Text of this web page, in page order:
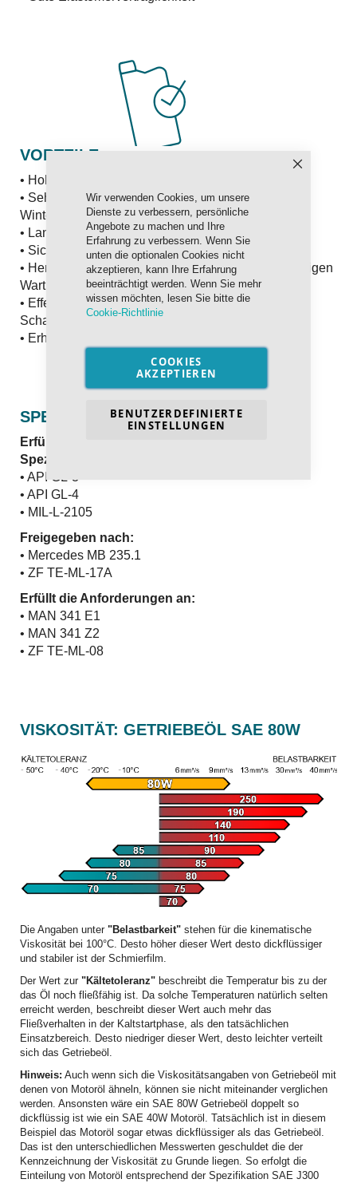
Wir verwenden Cookies, um unsere
Dienste zu verbessern, persönliche
Angebote zu machen und Ihre
Erfahrung zu verbessern. Wenn Sie
unten die optionalen Cookies nicht
akzeptieren, kann Ihre Erfahrung
beeinträchtigt werden. Wenn Sie mehr
wissen möchten, lesen Sie bitte die
Cookie-Richtlinie
COOKIES
AKZEPTIEREN
BENUTZERDEFINIERTE
EINSTELLUNGEN
VORTEILE
• Hohe Belastbarkeit des Getriebes
• Sehr gutes Schalt- und Anlaufverhalten auch im
Winterbetrieb
• Lange Öllebensdauer
• Sichere Schmierung auch unter Hochstbelastung
• Hervorragender Schutz der Getriebeteile mit niedrigen
Wartungs- und Reparaturkosten
• Effektive Schmierung auch bei Getrieben, die zur
Schaumbildung neigen
• Erhöhter Schutz gegen Leckagen
SPEZIFIKATION UND FREIGABEN
Erfüllt und übertrifft die internationalen
Spezifikationen:
• API GL-3
• API GL-4
• MIL-L-2105
Freigegeben nach:
• Mercedes MB 235.1
• ZF TE-ML-17A
Erfüllt die Anforderungen an:
• MAN 341 E1
• MAN 341 Z2
• ZF TE-ML-08
VISKOSITÄT: GETRIEBEÖL SAE 80W
Die Angaben unter "Belastbarkeit" stehen für die kinematische
Viskosität bei 100°C. Desto höher dieser Wert desto dickflüssiger
und stabiler ist der Schmierfilm.
Der Wert zur "Kältetoleranz" beschreibt die Temperatur bis zu der
das Öl noch fließfähig ist. Da solche Temperaturen natürlich selten
erreicht werden, beschreibt dieser Wert auch mehr das
Fließverhalten in der Kaltstartphase, als den tatsächlichen
Einsatzbereich. Desto niedriger dieser Wert, desto leichter verteilt
sich das Getriebeöl.
Hinweis: Auch wenn sich die Viskositätsangaben von Getriebeöl mit
denen von Motoröl ähneln, können sie nicht miteinander verglichen
werden. Ansonsten wäre ein SAE 80W Getriebeöl doppelt so
dickflüssig ist wie ein SAE 40W Motoröl. Tatsächlich ist in diesem
Beispiel das Motoröl sogar etwas dickflüssiger als das Getriebeöl.
Das ist den unterschiedlichen Messwerten geschuldet die der
Kennzeichnung der Viskosität zu Grunde liegen. So erfolgt die
Einteilung von Motoröl entsprechend der Spezifikation SAE J300